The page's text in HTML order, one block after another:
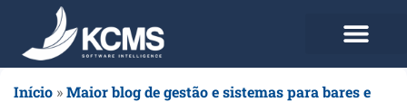
Início »Maior blog de gestão e sistemas para bares e